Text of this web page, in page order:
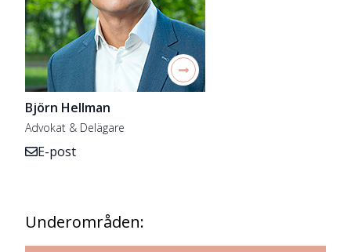
Björn Hellman
Advokat & Delägare
E-post
Underområden: